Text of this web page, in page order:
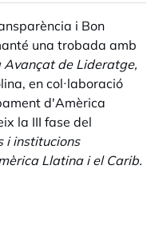
i Bon
una trobada amb
Avançat de Lideratge,
en col·laboració
d'Amèrica
la III fase del
i institucions
Llatina i el Carib.